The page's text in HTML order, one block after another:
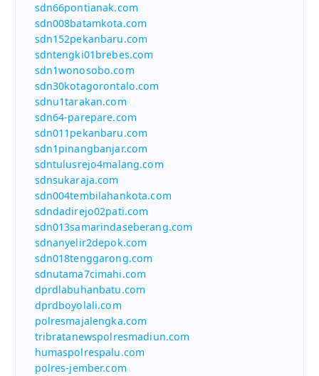
sdn66pontianak.com
sdn008batamkota.com
sdn152pekanbaru.com
sdntengki01brebes.com
sdn1wonosobo.com
sdn30kotagorontalo.com
sdnu1tarakan.com
sdn64-parepare.com
sdn011pekanbaru.com
sdn1pinangbanjar.com
sdntulusrejo4malang.com
sdnsukaraja.com
sdn004tembilahankota.com
sdndadirejo02pati.com
sdn013samarindaseberang.com
sdnanyelir2depok.com
sdn018tenggarong.com
sdnutama7cimahi.com
dprdlabuhanbatu.com
dprdboyolali.com
polresmajalengka.com
tribratanewspolresmadiun.com
humaspolrespalu.com
polres-jember.com